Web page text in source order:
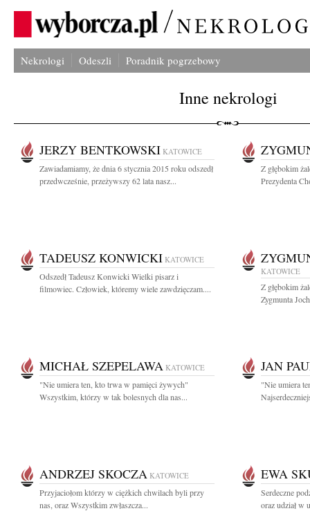
Nekrologi Odeszli Poradnik pogrzebowy
Inne nekrologi
JERZY BENTKOWSKI KATOWICE
Zawiadamiamy, że dnia 6 stycznia 2015 roku odszedł
przedwcześnie, przeżywszy 62 lata nasz...
Z głębokim
Prezydenta
TADEUSZ KONWICKI KATOWICE
Odszedł Tadeusz Konwicki Wielki pisarz i
filmowiec. Człowiek, któremy wiele zawdzięczam....
KATOWICE
Z głębokim
Zygmunta
MICHAŁ SZEPELAWA KATOWICE
"Nie umiera ten, kto trwa w pamięci żywych"
Wszystkim, którzy w tak bolesnych dla nas...
JAN
"Nie umiera
ANDRZEJ SKOCZA KATOWICE
Przyjaciołom którzy w ciężkich chwilach byli przy
nas, oraz Wszystkim zwłaszcza...
EWA
Serdeczne
oraz udział w